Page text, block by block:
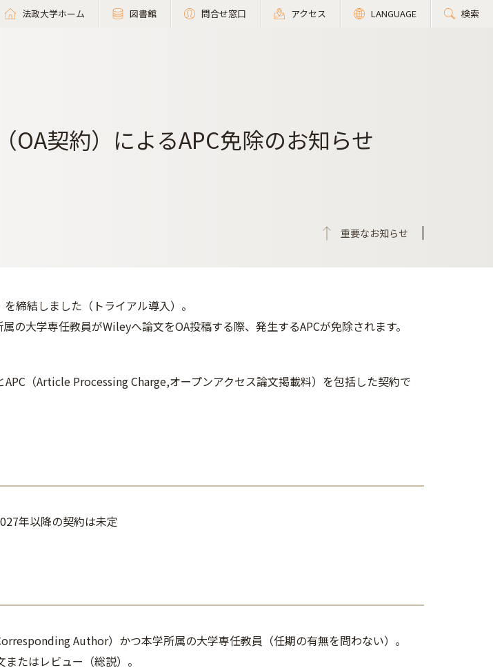
法政大学ホーム 図書館 問合せ窓口 アクセス LANGUAGE 検索
OA契約）によるAPC免除のお知らせ
重要なお知らせ
締結しました（トライアル導入）。
の大学専任教員がWileyへ論文をOA投稿する際、発生するAPCが免除されます。
（Article Processing Charge,オープンアクセス論文掲載料）を包括した契約で
年以降の契約は未定
Author）かつ本学所属の大学専任教員（任期の有無を問わない）。
たはレビュー（総説）。